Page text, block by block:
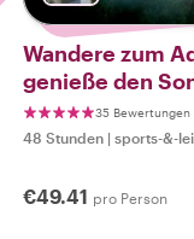
Wandere zum
genieße den
35 Bewertungen
48 Stunden | sports-&-
€49.41 pro Person